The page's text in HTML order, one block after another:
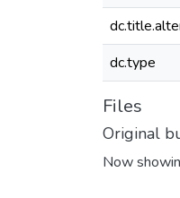
dc.type
Files
Original
Now